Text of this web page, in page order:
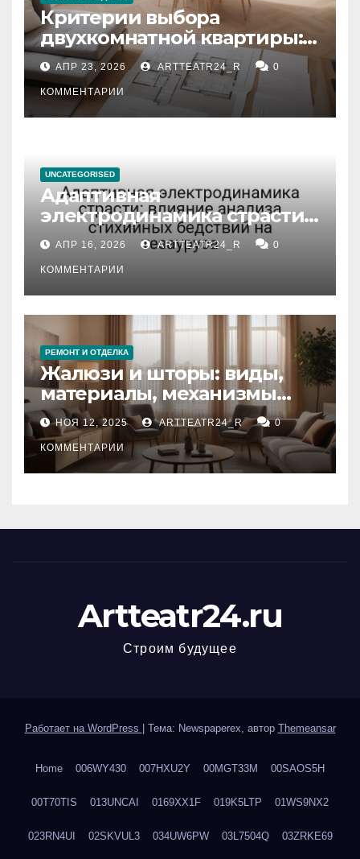
Критерии выбора
двухкомнатной квартиры:
планировка, площадь,
состояние и документация
АПР 23, 2026 ARTTEATR24_R 0
КОММЕНТАРИИ
UNCATEGORISED
Адаптивная
электродинамика страсти:
влияние анализа
стихийных бедствий на
тезауруса
АПР 16, 2026 ARTTEATR24_R 0
КОММЕНТАРИИ
РЕМОНТ И ОТДЕЛКА
Жалюзи и шторы: виды,
материалы, механизмы
управления и уход
НОЯ 12, 2025 ARTTEATR24_R 0
КОММЕНТАРИИ
Artteatr24.ru
Строим будущее
Работает на WordPress Тема: Newspaperex, автор Themeansar
Home 006WY430 007HXU2Y 00MGT33M 00SAOS5H
00T70TIS 013UNCAI 0169XX1F 019K5LTP 01WS9NX2
023RN4UI 02SKVUL3 034UW6PW 03L7504Q 03ZRKE69